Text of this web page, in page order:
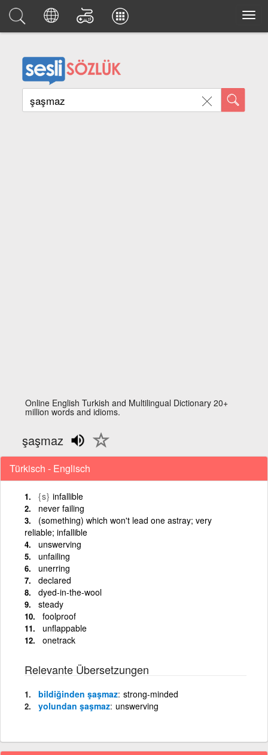
Online English Turkish and Multilingual Dictionary 20+
million words and idioms.
şaşmaz
Türkisch - Englisch
{s} infallible
never failing
(something) which won't lead one astray; very
reliable; infallible
unswerving
unfailing
unerring
declared
dyed-in-the-wool
steady
foolproof
unflappable
onetrack
Relevante Übersetzungen
bildiğinden şaşmaz strong-minded
yolundan şaşmaz unswerving